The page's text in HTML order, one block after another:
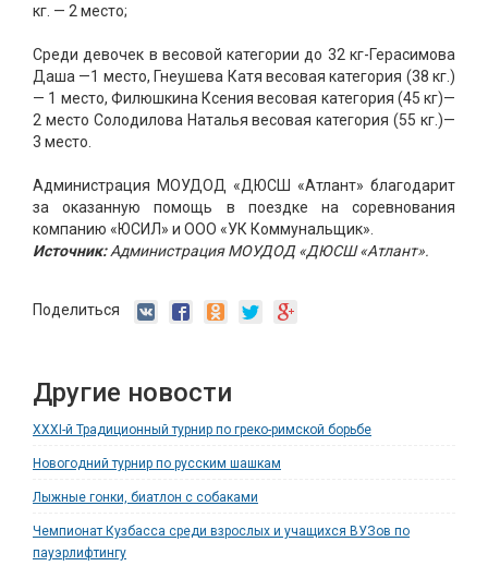
кг. — 2 место;
Среди девочек в весовой категории до 32 кг-Герасимова
Даша —1 место, Гнеушева Катя весовая категория (38 кг.)
— 1 место, Филюшкина Ксения весовая категория (45 кг)—
2 место Солодилова Наталья весовая категория (55 кг.)—
3 место.
Администрация МОУДОД «ДЮСШ «Атлант» благодарит
за оказанную помощь в поездке на соревнования
компанию «ЮСИЛ» и ООО «УК Коммунальщик».
Источник:Администрация МОУДОД «ДЮСШ «Атлант».
Поделиться
Другие новости
XXXI-й Традиционный турнир по греко-римской борьбе
Новогодний турнир по русским шашкам
Лыжные гонки, биатлон с собаками
Чемпионат Кузбасса среди взрослых и учащихся ВУЗов по
пауэрлифтингу